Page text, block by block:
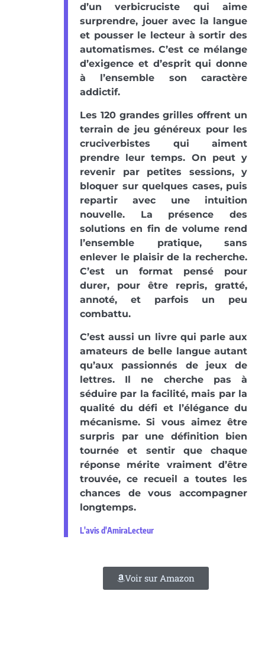
d’un verbicruciste qui aime
surprendre, jouer avec la langue
et pousser le lecteur à sortir des
automatismes. C’est ce mélange
d’exigence et d’esprit qui donne
à l’ensemble son caractère
addictif.
Les 120 grandes grilles offrent un
terrain de jeu généreux pour les
cruciverbistes qui aiment
prendre leur temps. On peut y
revenir par petites sessions, y
bloquer sur quelques cases, puis
repartir avec une intuition
nouvelle. La présence des
solutions en fin de volume rend
l’ensemble pratique, sans
enlever le plaisir de la recherche.
C’est un format pensé pour
durer, pour être repris, gratté,
annoté, et parfois un peu
combattu.
C’est aussi un livre qui parle aux
amateurs de belle langue autant
qu’aux passionnés de jeux de
lettres. Il ne cherche pas à
séduire par la facilité, mais par la
qualité du défi et l’élégance du
mécanisme. Si vous aimez être
surpris par une définition bien
tournée et sentir que chaque
réponse mérite vraiment d’être
trouvée, ce recueil a toutes les
chances de vous accompagner
longtemps.
L'avis d'AmiraLecteur
Voir sur Amazon